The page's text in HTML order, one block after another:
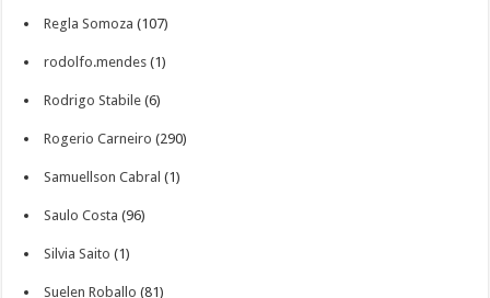
Regla Somoza (107)
rodolfo.mendes (1)
Rodrigo Stabile (6)
Rogerio Carneiro (290)
Samuellson Cabral (1)
Saulo Costa (96)
Silvia Saito (1)
Suelen Roballo (81)